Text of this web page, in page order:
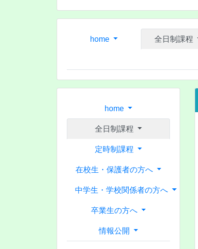
home 全日制課程
home
全日制課程
定時制課程
在校生・保護者の方へ
中学生・学校関係者の方へ
卒業生の方へ
情報公開